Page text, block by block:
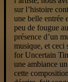
sur l’histoire
une belle entrée
peu de fougue
présence d’un
musique, et
for Uncertain
une ambiance
cette